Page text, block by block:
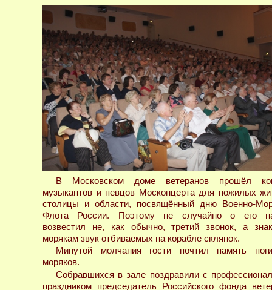
В Московском доме ветеранов прошёл
музыкантов и певцов Москонцерта для пожилых
столицы и области, посвящённый дню Военно-
Флота России. Поэтому не случайно о его
возвестил не, как обычно, третий звонок, а
морякам звук отбиваемых на корабле склянок.
Минутой молчания гости почтил память
моряков.
Собравшихся в зале поздравили с
праздником председатель Российского фонда